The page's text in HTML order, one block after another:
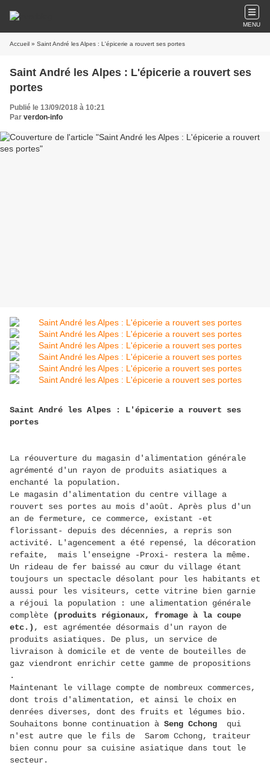
MENU
Accueil » Saint André les Alpes : L'épicerie a rouvert ses portes
Saint André les Alpes : L'épicerie a rouvert ses
portes
Publié le 13/09/2018 à 10:21
Par verdon-info
Saint André les Alpes : L'épicerie a rouvert ses
portes
La réouverture du magasin d'alimentation générale
agrémenté d'un rayon de produits asiatiques a
enchanté la population.
Le magasin d'alimentation du centre village a
rouvert ses portes au mois d'août. Après plus d'un
an de fermeture, ce commerce, existant -et
florissant- depuis des décennies, a repris son
activité. L'agencement a été repensé, la décoration
refaite, mais l'enseigne -Proxi- restera la même.
Un rideau de fer baissé au cœur du village étant
toujours un spectacle désolant pour les habitants et
aussi pour les visiteurs, cette vitrine bien garnie
a réjoui la population : une alimentation générale
complète
(produits régionaux, fromage à la coupe
etc.) , est agrémentée désormais d'un rayon de
produits asiatiques. De plus, un service de
livraison à domicile et de vente de bouteilles de
gaz viendront enrichir cette gamme de propositions
.
Maintenant le village compte de nombreux commerces,
dont trois d'alimentation, et ainsi le choix en
denrées diverses, dont des fruits et légumes bio.
Souhaitons bonne continuation à Seng Cchong
qui
n'est autre que le fils de Sarom Cchong, traiteur
bien connu pour sa cuisine asiatique dans tout le
secteur.